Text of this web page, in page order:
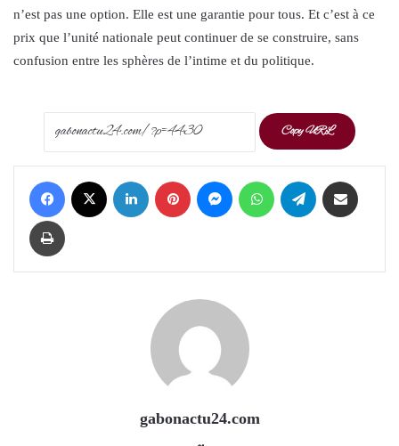
n’est pas une option. Elle est une garantie pour tous. Et c’est à ce
prix que l’unité nationale peut continuer de se construire, sans
confusion entre les sphères de l’intime et du politique.
Copy URL
Facebook LinkedIn Pinterest Messenger WhatsApp Telegram
Print
gabonactu24.com